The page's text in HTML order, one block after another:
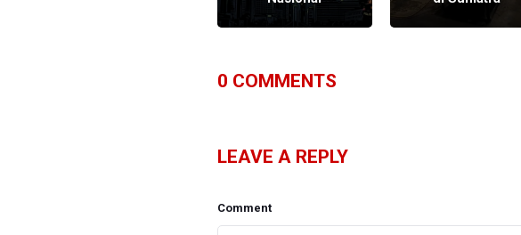
0 COMMENTS
LEAVE A REPLY
Comment